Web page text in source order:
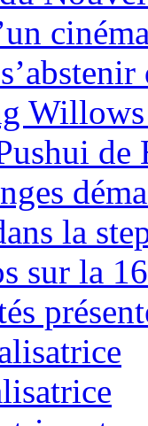
de
la
sur la